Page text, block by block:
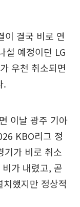
이 결국 비로 연
설 예정이던 LG
우천 취소되면
.
이날 광주 기아
KBO리그 정
기가 비로 취소
가 내렸고, 곧
했지만 정상적